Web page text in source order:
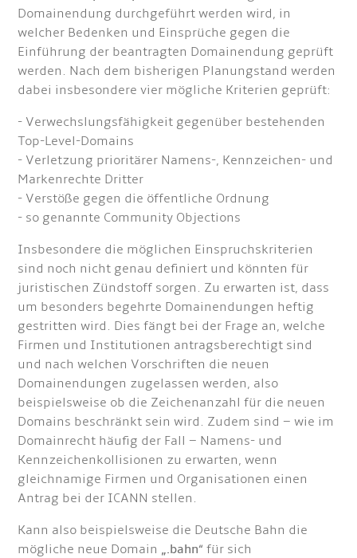
Domainendung durchgeführt werden wird, in
welcher Bedenken und Einsprüche gegen die
Einführung der beantragten Domainendung geprüft
werden. Nach dem bisherigen Planungstand werden
dabei insbesondere vier mögliche Kriterien geprüft:
- Verwechslungsfähigkeit gegenüber bestehenden
Top-Level-Domains
- Verletzung prioritärer Namens-, Kennzeichen- und
Markenrechte Dritter
- Verstöße gegen die öffentliche Ordnung
- so genannte Community Objections
Insbesondere die möglichen Einspruchskriterien
sind noch nicht genau definiert und könnten für
juristischen Zündstoff sorgen. Zu erwarten ist, dass
um besonders begehrte Domainendungen heftig
gestritten wird. Dies fängt bei der Frage an, welche
Firmen und Institutionen antragsberechtigt sind
und nach welchen Vorschriften die neuen
Domainendungen zugelassen werden, also
beispielsweise ob die Zeichenanzahl für die neuen
Domains beschränkt sein wird. Zudem sind – wie im
Domainrecht häufig der Fall – Namens- und
Kennzeichenkollisionen zu erwarten, wenn
gleichnamige Firmen und Organisationen einen
Antrag bei der ICANN stellen.
Kann also beispielsweise die Deutsche Bahn die
mögliche neue Domain „.bahn“ für sich